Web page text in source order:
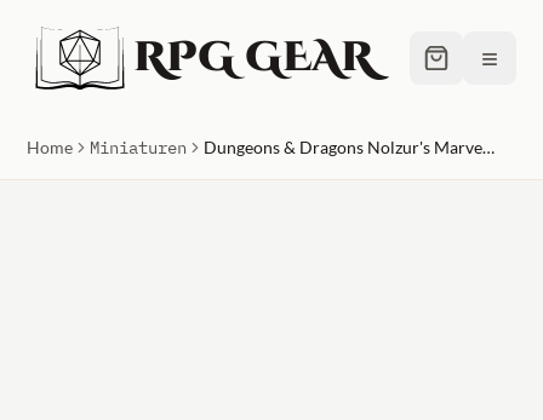
RPG GEAR ≡
Home Miniaturen Dungeons & Dragons Nolzur's Marvelous Unpainted Miniatures Male Elf Fighter